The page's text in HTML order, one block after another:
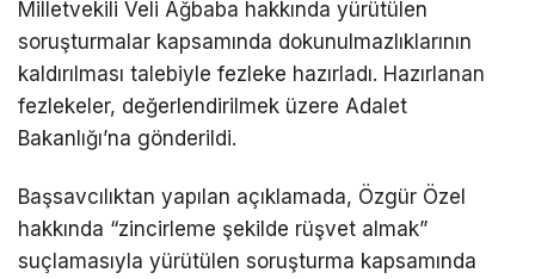
Milletvekili Veli Ağbaba hakkında yürütülen
soruşturmalar kapsamında dokunulmazlıklarının
kaldırılması talebiyle fezleke hazırladı. Hazırlanan
fezlekeler, değerlendirilmek üzere Adalet
Bakanlığı’na gönderildi.
Başsavcılıktan yapılan açıklamada, Özgür Özel
hakkında “zincirleme şekilde rüşvet almak”
suçlamasıyla yürütülen soruşturma kapsamında